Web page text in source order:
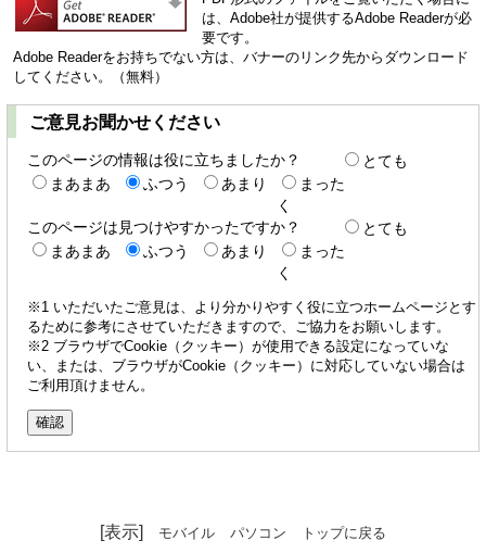
は、Adobe社が提供するAdobe Readerが必
要です。
Adobe Readerをお持ちでない方は、バナーのリンク先からダウンロード
してください。（無料）
ご意見お聞かせください
このページの情報は役に立ちましたか？
とても
まあまあ
ふつう あまり
まった
く
このページは見つけやすかったですか？
とても
まあまあ
ふつう あまり
まった
く
※1 いただいたご意見は、より分かりやすく役に立つホームページとす
るために参考にさせていただきますので、ご協力をお願いします。
※2 ブラウザでCookie（クッキー）が使用できる設定になっていな
い、または、ブラウザがCookie（クッキー）に対応していない場合は
ご利用頂けません。
[表示] モバイル パソコン トップに戻る